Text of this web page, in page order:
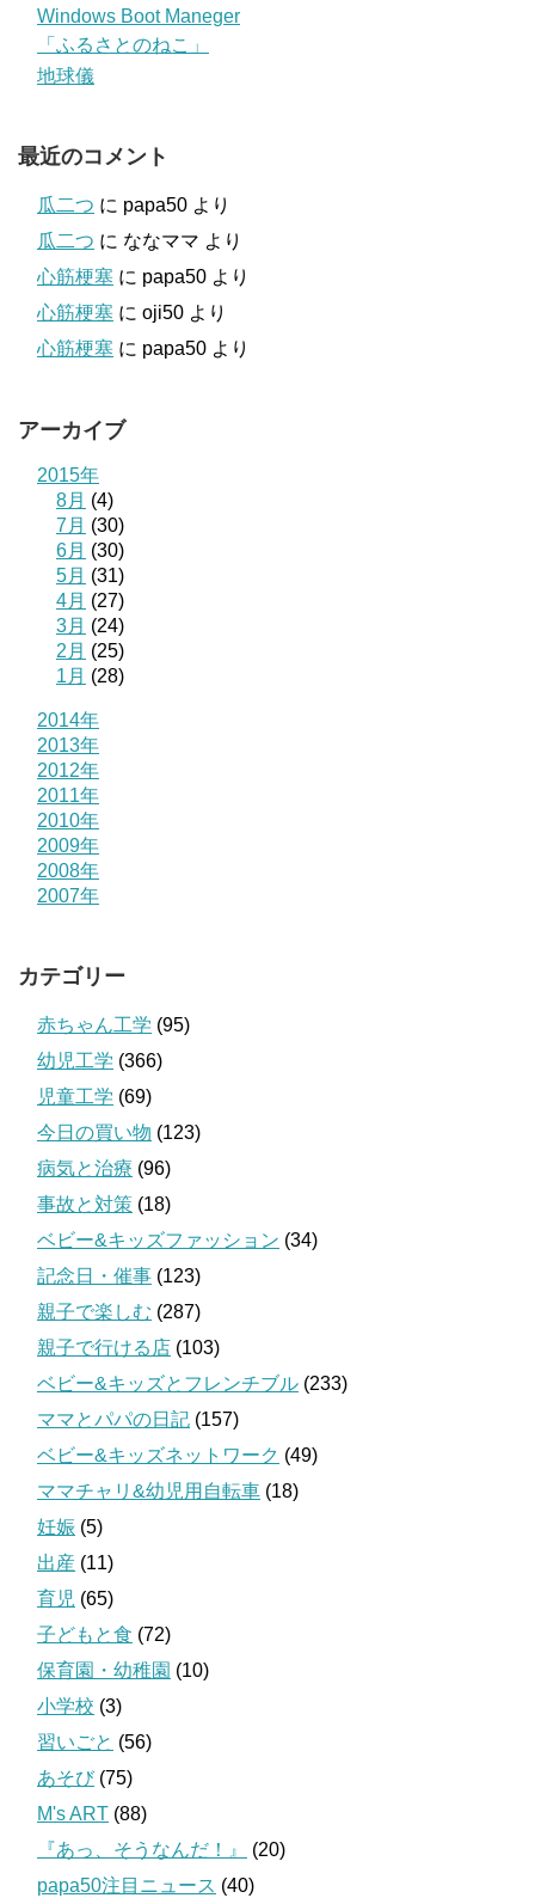
Windows Boot Maneger
「ふるさとのねこ」
地球儀
最近のコメント
瓜二つ に papa50 より
瓜二つ に ななママ より
心筋梗塞 に papa50 より
心筋梗塞 に oji50 より
心筋梗塞 に papa50 より
アーカイブ
2015年
8月 (4)
7月 (30)
6月 (30)
5月 (31)
4月 (27)
3月 (24)
2月 (25)
1月 (28)
2014年
2013年
2012年
2011年
2010年
2009年
2008年
2007年
カテゴリー
赤ちゃん工学 (95)
幼児工学 (366)
児童工学 (69)
今日の買い物 (123)
病気と治療 (96)
事故と対策 (18)
ベビー&キッズファッション (34)
記念日・催事 (123)
親子で楽しむ (287)
親子で行ける店 (103)
ベビー&キッズとフレンチブル (233)
ママとパパの日記 (157)
ベビー&キッズネットワーク (49)
ママチャリ&幼児用自転車 (18)
妊娠 (5)
出産 (11)
育児 (65)
子どもと食 (72)
保育園・幼稚園 (10)
小学校 (3)
習いごと (56)
あそび(75)
M's ART (88)
『あっ、そうなんだ！』
(20)
papa50注目ニュース (40)